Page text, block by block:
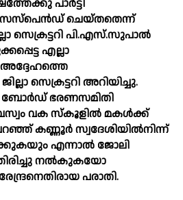
പാര്‍ട്ടി
സസ്‌പെന്‍ഡ് ചെയ്തതെന്ന്
സെക്രട്ടറി പി.എസ്.സുപാല്‍
എല്ലാ
അദ്ദേഹത്തെ
സെക്രട്ടറി അറിയിച്ചു.
ഭരണസമിതി
വക സ്കൂളിൽ മകൾക്ക്
കണ്ണൂർ സ്വദേശിയിൽനിന്ന്
എന്നാൽ ജോലി
നൽകുകയോ
പരാതി.